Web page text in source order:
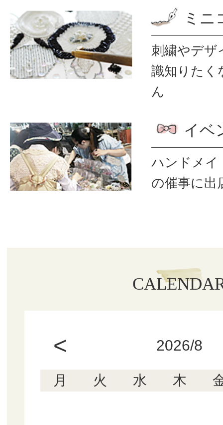
ミニ
刺繍やデザ
識知りたく
ん
イベ
ハンドメイ
の催事に出
< 2026/8
月 火 水 木